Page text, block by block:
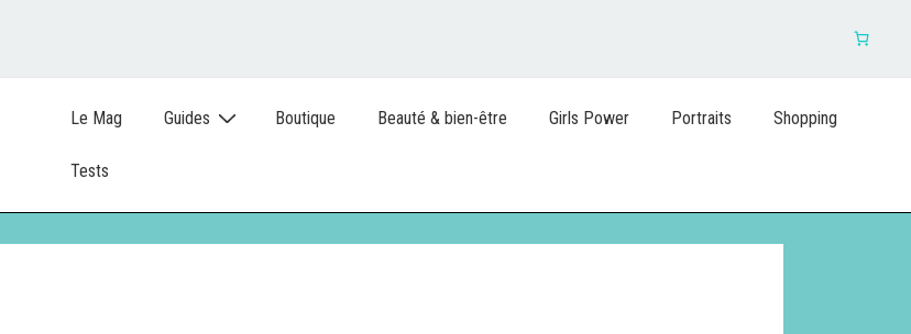
Le Mag Guides Boutique Beauté & bien-être Girls Power Portraits Shopping
Tests